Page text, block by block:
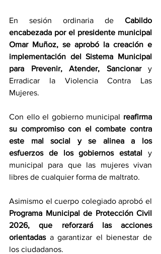
En sesión ordinaria de Cabildo
encabezada por el presidente municipal
Omar Muñoz, se aprobó la creación e
implementación del Sistema Municipal
para Prevenir, Atender, Sancionar y
Erradicar la Violencia Contra Las
Mujeres.
Con ello el gobierno municipal reafirma
su compromiso con el combate contra
este mal social y se alinea a los
esfuerzos de los gobiernos estatal y
municipal para que las mujeres vivan
libres de cualquier forma de maltrato.
Programa Municipal de Protección Civil
2026, que reforzará las acciones
orientadas a garantizar el bienestar de
los ciudadanos.